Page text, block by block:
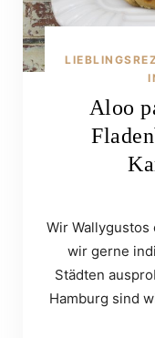
Aloo
Wir
wir gerne
Städten
Hamburg sind